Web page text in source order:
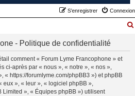
Connexion
S’enregistrer
- Politique de confidentialité
comment « Forum Lyme Francophone » et
ci-après par « nous », « notre », « nos »,
« https://forumlyme.com/phpBB3 ») et phpBB
eux », « leur », « logiciel phpBB »,
Limited », « Équipes phpBB ») utilisent